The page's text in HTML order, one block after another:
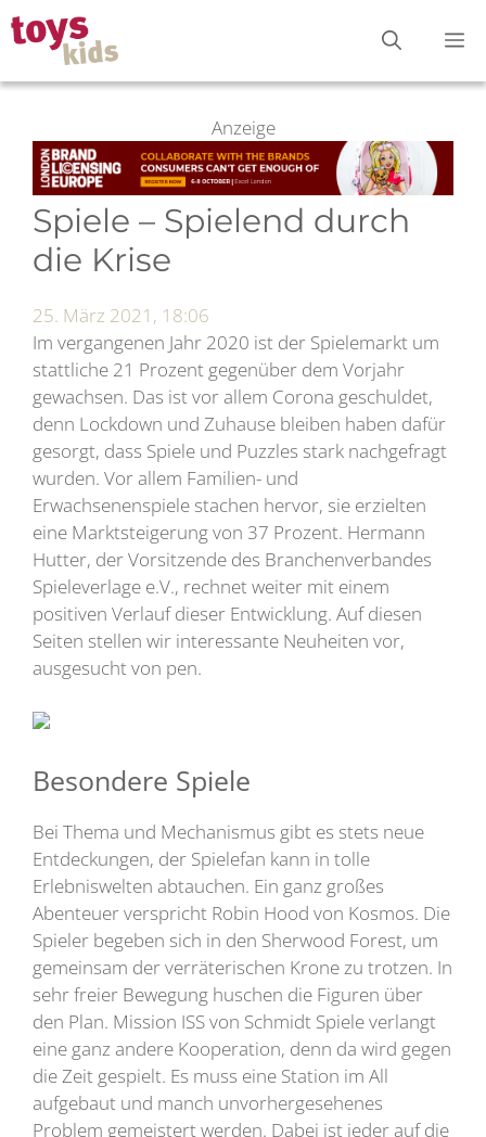
Zum
Inhalt
springen
Anzeige
Spiele – Spielend durch
die Krise
25. März 2021, 18:06
Im vergangenen Jahr 2020 ist der Spielemarkt um
stattliche 21 Prozent gegenüber dem Vorjahr
gewachsen. Das ist vor allem Corona geschuldet,
denn Lockdown und Zuhause bleiben haben dafür
gesorgt, dass Spiele und Puzzles stark nachgefragt
wurden. Vor allem Familien- und
Erwachsenenspiele stachen hervor, sie erzielten
eine Marktsteigerung von 37 Prozent. Hermann
Hutter, der Vorsitzende des Branchenverbandes
Spieleverlage e.V., rechnet weiter mit einem
positiven Verlauf dieser Entwicklung. Auf diesen
Seiten stellen wir interessante Neuheiten vor,
ausgesucht von pen.
Besondere Spiele
Bei Thema und Mechanismus gibt es stets neue
Entdeckungen, der Spielefan kann in tolle
Erlebniswelten abtauchen. Ein ganz großes
Abenteuer verspricht Robin Hood von Kosmos. Die
Spieler begeben sich in den Sherwood Forest, um
gemeinsam der verräterischen Krone zu trotzen. In
sehr freier Bewegung huschen die Figuren über
den Plan. Mission ISS von Schmidt Spiele verlangt
eine ganz andere Kooperation, denn da wird gegen
die Zeit gespielt. Es muss eine Station im All
aufgebaut und manch unvorhergesehenes
Problem gemeistert werden. Dabei ist jeder auf die